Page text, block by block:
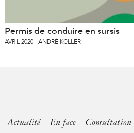
Permis de conduire en sursis
AVRIL 2020 ANDRÉ KOLLER
Actualité En face Consultation